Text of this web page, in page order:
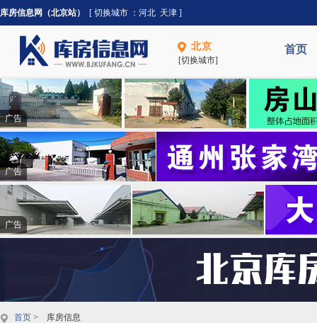
库房信息网（北京站） [ 切换城市 ： 河北 天津 ]
北京
[切换城市]
首页
广告
广告
广告
首页 > 库房信息